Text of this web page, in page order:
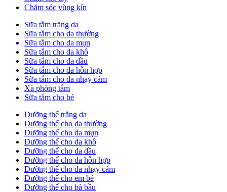
Chăm sóc vùng kín
Sữa tắm trắng da
Sữa tắm cho da thường
Sữa tắm cho da mụn
Sữa tắm cho da khô
Sữa tắm cho da dầu
Sữa tắm cho da hỗn hợp
Sữa tắm cho da nhạy cảm
Xà phòng tắm
Sữa tắm cho bé
Dưỡng thể trắng da
Dưỡng thể cho da thường
Dưỡng thể cho da mụn
Dưỡng thể cho da khô
Dưỡng thể cho da dầu
Dưỡng thể cho da hỗn hợp
Dưỡng thể cho da nhạy cảm
Dưỡng thể cho em bé
Dưỡng thể cho bà bầu